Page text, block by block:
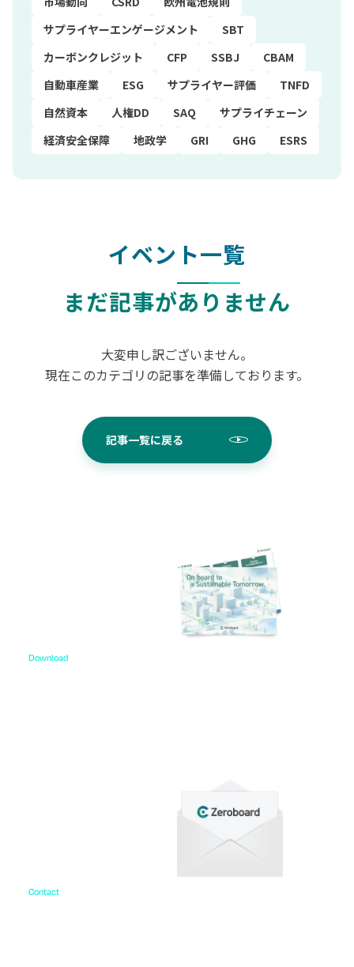
サプライヤーエンゲージメント
SBT
カーボンクレジット
CFP SSBJ
CBAM
自動車産業
ESG サプライヤー評価
TNFD
自然資本
人権DD SAQ
サプライチェーン
経済安全保障
地政学 GRI GHG ESRS
イベント一覧
まだ記事がありません
大変申し訳ございません。
現在このカテゴリの記事を準備しております。
記事一覧に戻る
Download
Contact